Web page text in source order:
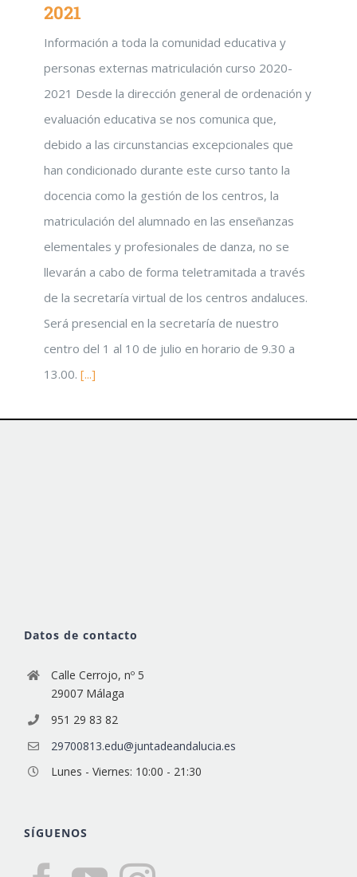
2021
Información a toda la comunidad educativa y
personas externas matriculación curso 2020-
2021 Desde la dirección general de ordenación y
evaluación educativa se nos comunica que,
debido a las circunstancias excepcionales que
han condicionado durante este curso tanto la
docencia como la gestión de los centros, la
matriculación del alumnado en las enseñanzas
elementales y profesionales de danza, no se
llevarán a cabo de forma teletramitada a través
de la secretaría virtual de los centros andaluces.
Será presencial en la secretaría de nuestro
centro del 1 al 10 de julio en horario de 9.30 a
13.00. [...]
Datos de contacto
Calle Cerrojo, nº 5
29007 Málaga
951 29 83 82
29700813.edu@juntadeandalucia.es
Lunes - Viernes: 10:00 - 21:30
SÍGUENOS